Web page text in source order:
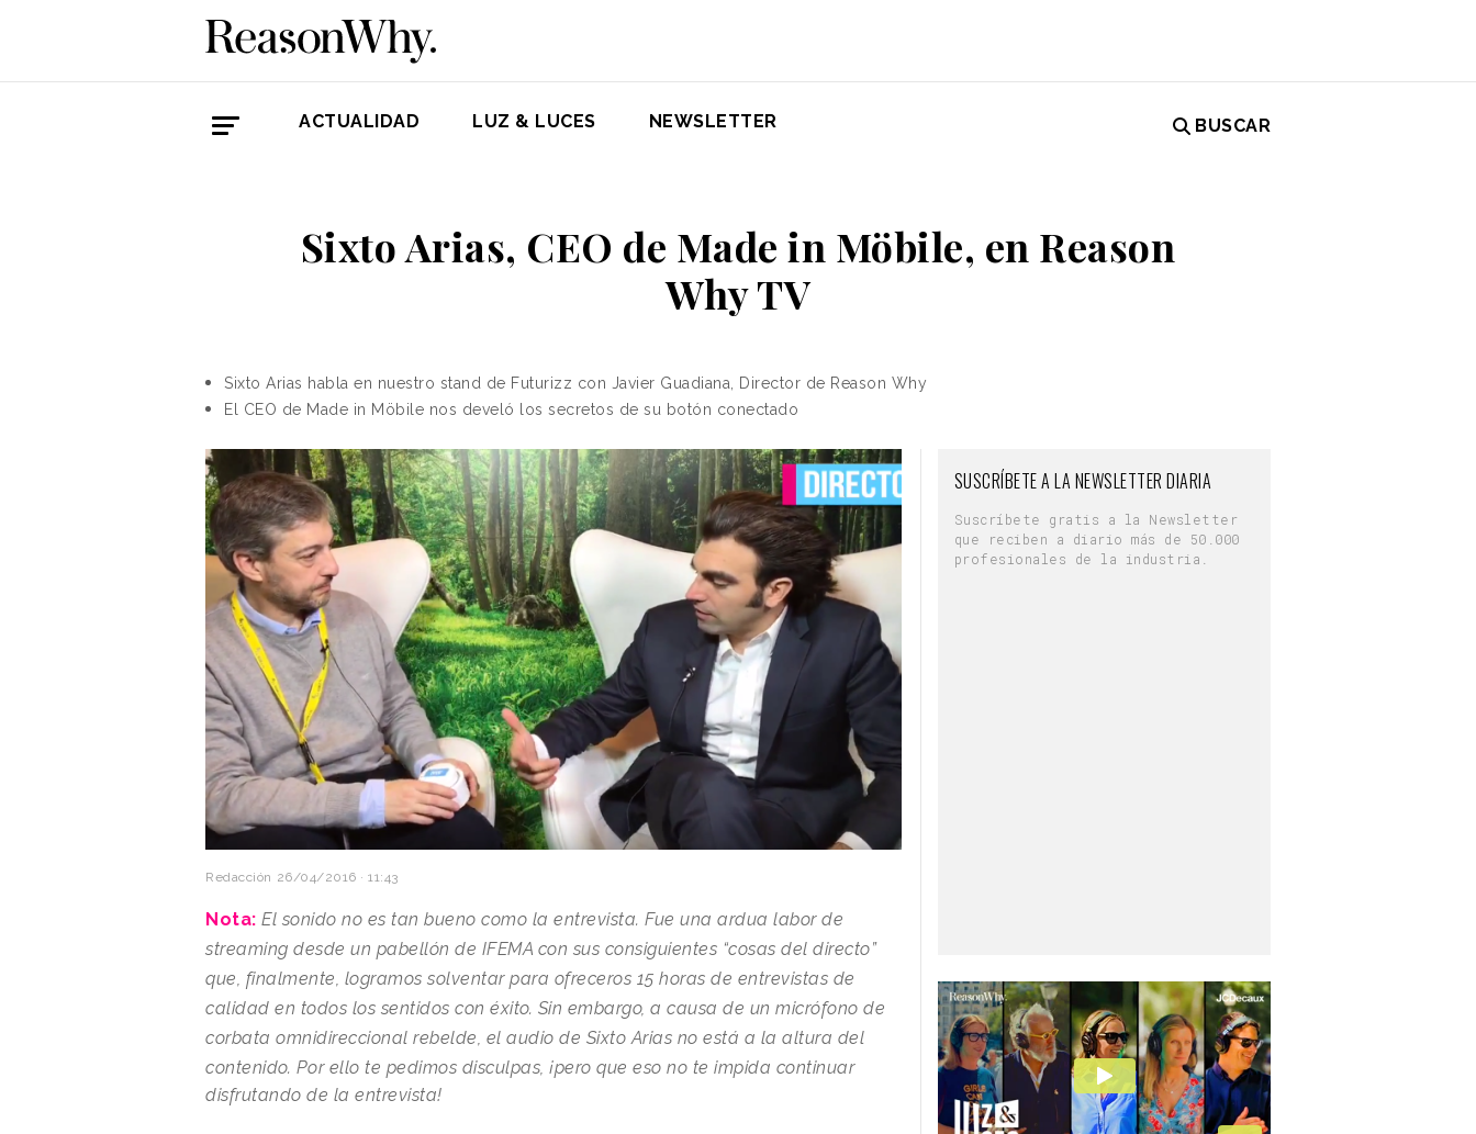
ACTUALIDAD LUZ & LUCES NEWSLETTER BUSCAR
Sixto Arias, CEO de Made in Möbile, en Reason
Why TV
Sixto Arias habla en nuestro stand de Futurizz con Javier Guadiana, Director de Reason Why
El CEO de Made in Möbile nos develó los secretos de su botón conectado
Redacción 26/04/2016 · 11:43
Nota: El sonido no es tan bueno como la entrevista. Fue una ardua labor de
streaming desde un pabellón de IFEMA con sus consiguientes “cosas del directo”
que, finalmente, logramos solventar para ofreceros 15 horas de entrevistas de
calidad en todos los sentidos con éxito. Sin embargo, a causa de un micrófono de
corbata omnidireccional rebelde, el audio de Sixto Arias no está a la altura del
contenido. Por ello te pedimos disculpas, ¡pero que eso no te impida continuar
disfrutando de la entrevista!
SUSCRÍBETE A LA NEWSLETTER DIARIA
Suscríbete gratis a la Newsletter
que reciben a diario más de 50.000
profesionales de la industria.